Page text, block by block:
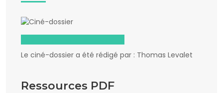
Le ciné-dossier a été rédigé par : Thomas Levalet
Ressources PDF